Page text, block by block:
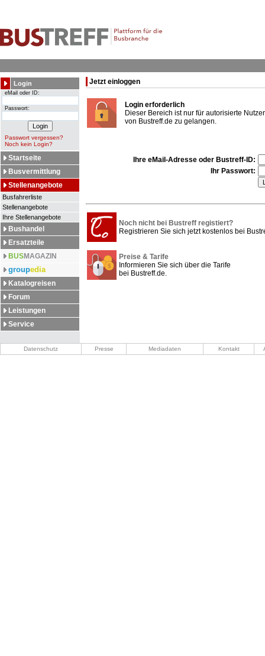
Login
eMail oder ID:
Passwort:
Passwort vergessen?
Noch kein Login?
Startseite
Busvermittlung
Stellenangebote
Busfahrerliste
Stellenangebote
Ihre Stellenangebote
Bushandel
Ersatzteile
BUSMAGAZIN
groupedia
Katalogreisen
Forum
Leistungen
Service
Jetzt einloggen
Login erforderlich
Dieser Bereich ist nur für autorisierte
von Bustreff.de zu gelangen.
Ihre eMail-Adresse oder Bustreff-ID:
Ihr Passwort:
Noch nicht bei Bustreff registiert?
Registrieren Sie sich jetzt kostenlos bei
Preise & Tarife
Informieren Sie sich über die Tarife
bei Bustreff.de.
Datenschutz Presse Mediadaten Kontakt